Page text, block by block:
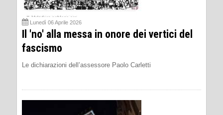
Lunedì 06 Aprile 2026
Il 'no' alla messa in onore dei vertici del
fascismo
Le dichiarazioni dell’assessore Paolo Carletti